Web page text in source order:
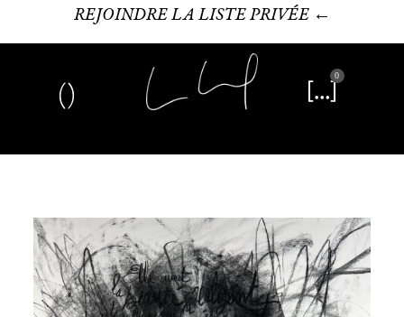
REJOINDRE LA LISTE PRIVÉE ←
0